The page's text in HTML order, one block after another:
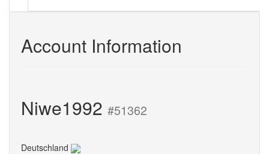
Account Information
Niwe1992 #51362
Deutschland